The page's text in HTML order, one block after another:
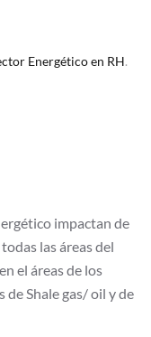
Energético en RH.
impactan de
las áreas del
el áreas de los
Shale gas/ oil y de